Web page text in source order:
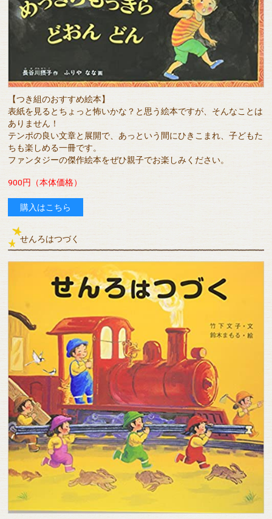
【つき組のおすすめ絵本】
表紙を見るとちょっと怖いかな？と思う絵本ですが、そんなことは
ありません！
テンポの良い文章と展開で、あっという間にひきこまれ、子どもた
ちも楽しめる一冊です。
ファンタジーの傑作絵本をぜひ親子でお楽しみください。
900円（本体価格）
購入はこちら
せんろはつづく